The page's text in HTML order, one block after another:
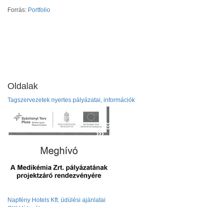
Forrás: Portfolio
Oldalak
Tagszervezetek nyertes pályázatai, információk
Napfény Hotels Kft. üdülési ajánlatai